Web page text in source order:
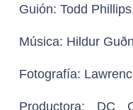
Guión: Todd
Música: Hildur
Fotografía:
Productora: DC